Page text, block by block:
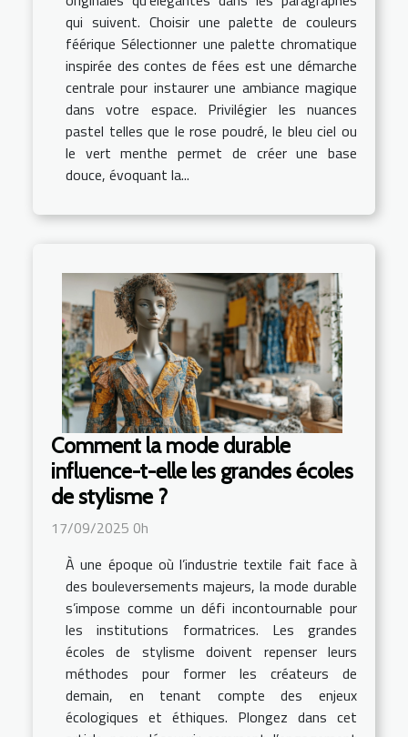
qui suivent. Choisir une palette de couleurs
féérique Sélectionner une palette chromatique
inspirée des contes de fées est une démarche
centrale pour instaurer une ambiance magique
dans votre espace. Privilégier les nuances
pastel telles que le rose poudré, le bleu ciel ou
le vert menthe permet de créer une base
douce, évoquant la...
Comment la mode durable
influence-t-elle les grandes écoles
de stylisme ?
17/09/2025 0h
À une époque où l’industrie textile fait face à
des bouleversements majeurs, la mode durable
s’impose comme un défi incontournable pour
les institutions formatrices. Les grandes
écoles de stylisme doivent repenser leurs
méthodes pour former les créateurs de
demain, en tenant compte des enjeux
écologiques et éthiques. Plongez dans cet